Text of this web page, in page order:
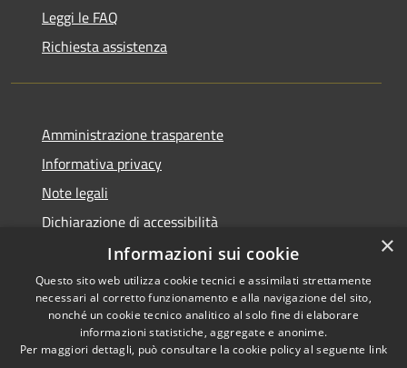
Leggi le FAQ
Richiesta assistenza
Amministrazione trasparente
Informativa privacy
Note legali
Dichiarazione di accessibilità
Accessibilità
Privacy
Copyright © 2026 • Comune di
Viadanica • Powered by
Municipium•Accesso
×
Informazioni sui cookie
Questo sito web utilizza cookie tecnici e assimilati strettamente
necessari al corretto funzionamento e alla navigazione del sito,
nonché un cookie tecnico analitico al solo fine di elaborare
informazioni statistiche, aggregate e anonime.
Per maggiori dettagli, può consultare la cookie policy al seguente link